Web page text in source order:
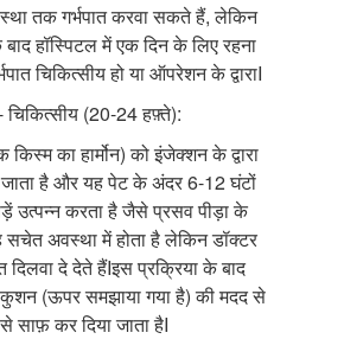
तक गर्भपात करवा सकते हैं,लेकिन
हॉस्पिटल में एक दिन के लिए रहना
चिकित्सीय हो या ऑपरेशन के द्वाराI
चिकित्सीय (20-24हफ़्ते):
किस्म का हार्मोन) को इंजेक्शन के द्वारा
जाता है और यह पेट के अंदर6-12घंटों
उत्पन्न करता है जैसे प्रसव पीड़ा के
सचेत अवस्था में होता है लेकिन डॉक्टर
दिलवा दे देते हैंIइस प्रक्रिया के बाद
(ऊपर समझाया गया है) की मदद से
साफ़ कर दिया जाता हैI